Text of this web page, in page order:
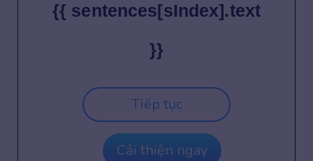
{{ sentences[sIndex].text
}}
Tiếp tục
Cải thiện ngay